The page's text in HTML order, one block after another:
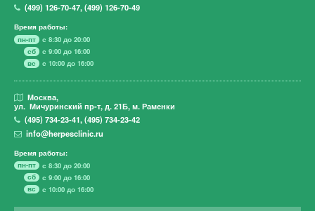
(499)126-70-47,(499)126-70-49
Время работы:
пн-пт
с 8:30 до 20:00
сб
с 9:00 до 16:00
вс
с 10:00 до 16:00
Москва,
ул. Мичуринский пр-т, д. 21Б, м. Раменки
(495)734-23-41,(495)734-23-42
info@herpesclinic.ru
Время работы:
пн-пт
с 8:30 до 20:00
сб
с 9:00 до 16:00
вс
с 10:00 до 16:00